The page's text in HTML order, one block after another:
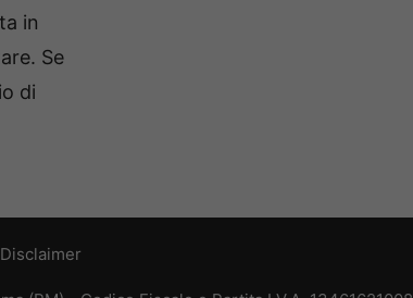
in
Se
di
Disclaimer